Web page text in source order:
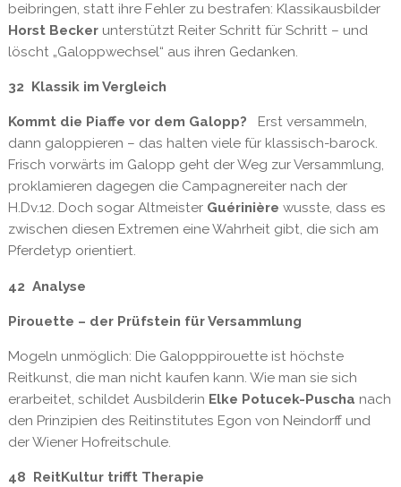
beibringen, statt ihre Fehler zu bestrafen: Klassikausbilder
Horst Beckerunterstützt Reiter Schritt für Schritt – und
löscht „Galoppwechsel“ aus ihren Gedanken.
32 Klassik im Vergleich
Kommt die Piaffe vor dem Galopp? Erst versammeln,
dann galoppieren – das halten viele für klassisch-barock.
Frisch vorwärts im Galopp geht der Weg zur Versammlung,
proklamieren dagegen die Campagnereiter nach der
H.Dv.12. Doch sogar Altmeister Guérinière wusste, dass es
zwischen diesen Extremen eine Wahrheit gibt, die sich am
Pferdetyp orientiert.
42 Analyse
Pirouette – der Prüfstein für Versammlung
Mogeln unmöglich: Die Galopppirouette ist höchste
Reitkunst, die man nicht kaufen kann. Wie man sie sich
erarbeitet, schildet Ausbilderin Elke Potucek-Puscha nach
den Prinzipien des Reitinstitutes Egon von Neindorff und
der Wiener Hofreitschule.
48 ReitKultur trifft Therapie